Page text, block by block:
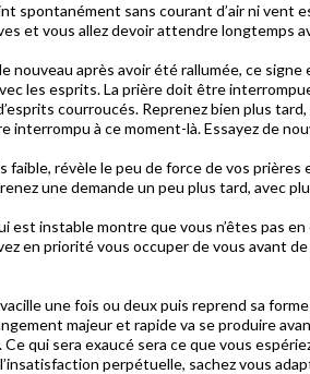
spontanément sans courant d’air ni vent
et vous allez devoir attendre longtemps
nouveau après avoir été rallumée, ce
les esprits. La prière doit être
courroucés. Reprenez bien plus
interrompu à ce moment-là. Essayez de
faible, révèle le peu de force de vos
une demande un peu plus tard, avec
est instable montre que vous n’êtes pas
en priorité vous occuper de vous avant
une fois ou deux puis reprend sa
majeur et rapide va se produire
qui sera exaucé sera ce que vous
perpétuelle, sachez vous